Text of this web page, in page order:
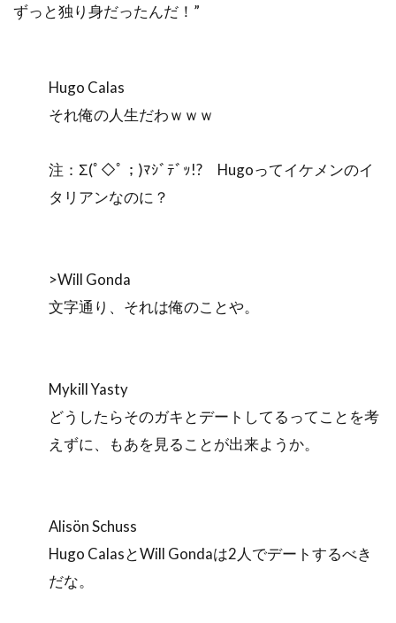
ずっと独り身だったんだ！”
Hugo Calas
それ俺の人生だわｗｗｗ
注：Σ(ﾟ◇ﾟ；)ﾏｼﾞﾃﾞｯ!? Hugoってイケメンのイ
タリアンなのに？
>Will Gonda
文字通り、それは俺のことや。
Mykill Yasty
どうしたらそのガキとデートしてるってことを考
えずに、もあを見ることが出来ようか。
Alisön Schuss
Hugo CalasとWill Gondaは2人でデートするべき
だな。